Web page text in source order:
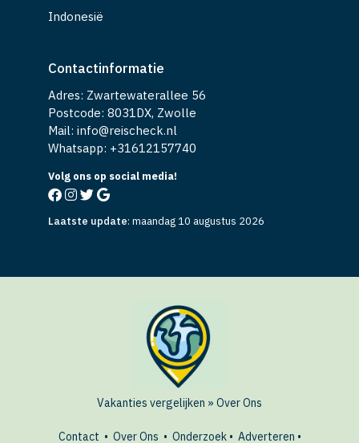
Indonesië
Contactinformatie
Adres: Zwartewaterallee 56
Postcode: 8031DX, Zwolle
Mail: info@reischeck.nl
Whatsapp: +31612157740
Volg ons op social media!
Laatste update: maandag 10 augustus 2026
Vakanties vergelijken » Over Ons
Contact • Over Ons • Onderzoek• Adverteren •